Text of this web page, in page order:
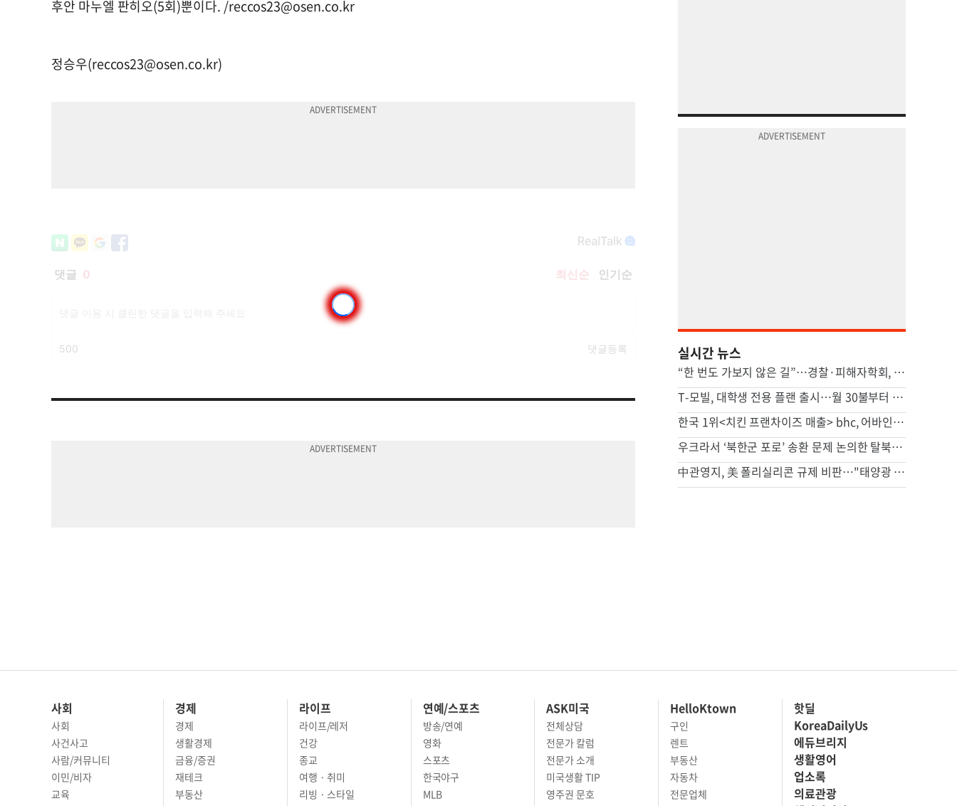
후안 마누엘 판히오(5회)뿐이다. /reccos23@osen.co.kr
정승우(reccos23@osen.co.kr)
실시간 뉴스
“한 번도 가보지 않은 길”…경찰·피해자학회, 피해자 위해 머리 맞댔다
T-모빌, 대학생 전용 플랜 출시…월 30불부터 시작
한국 1위<치킨 프랜차이즈 매출> bhc, 어바인 상륙
우크라서 ‘북한군 포로’ 송환 문제 논의한 탈북민 등 6명 입건
中관영지, 美 폴리실리콘 규제 비판…"태양광 비용 높일 자충수"(종합)
사회
사회
사건사고
사람/커뮤니티
경제
경제
생활경제
금융/증권
라이프
라이프/레저
건강
종교
연예/스포츠
방송/연예
영화
스포츠
ASK미국
전체상담
전문가 칼럼
전문가 소개
HelloKtown
구인
렌트
부동산
핫딜
KoreaDailyUs
에듀브리지
생활영어